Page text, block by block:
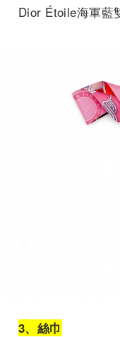
Dior Étoile海軍藍
3、絲巾